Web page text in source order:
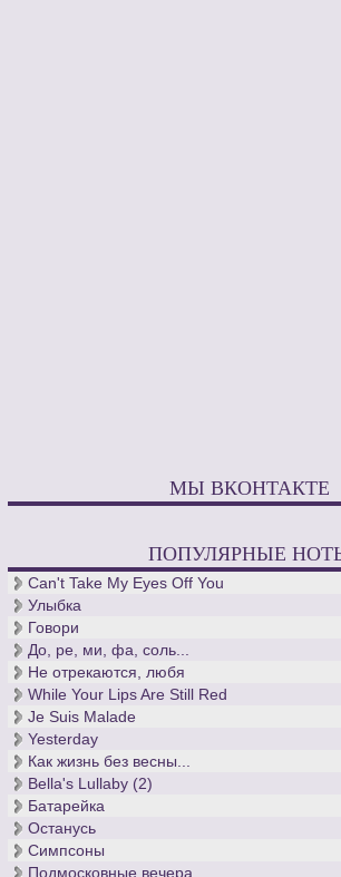
МЫ ВКОНТАКТЕ
ПОПУЛЯРНЫЕ
Can't Take My Eyes Off You
Улыбка
Говори
До, ре, ми, фа, соль...
Не отрекаются, любя
While Your Lips Are Still Red
Je Suis Malade
Yesterday
Как жизнь без весны...
Bella's Lullaby (2)
Батарейка
Останусь
Симпсоны
Подмосковные вечера